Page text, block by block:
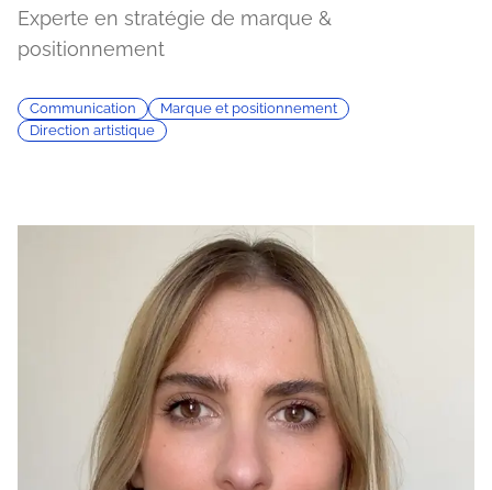
Experte en stratégie de marque &
positionnement
Communication
Marque et positionnement
Direction artistique